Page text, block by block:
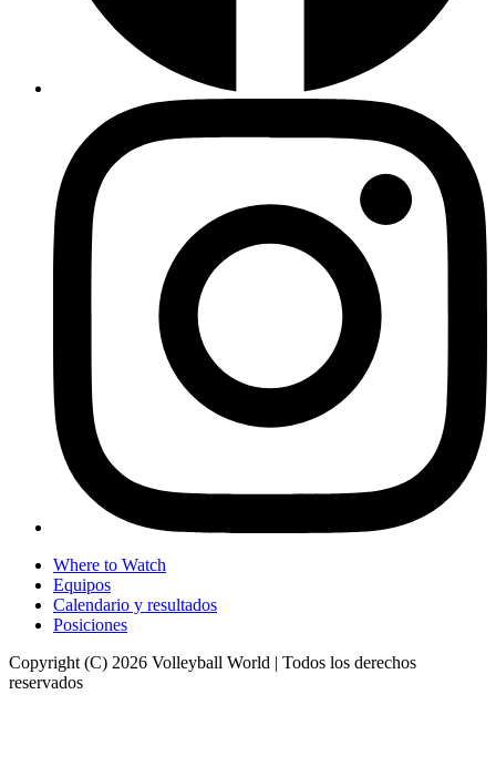
Where to Watch
Equipos
Calendario y resultados
Posiciones
Copyright (C) 2026 Volleyball World | Todos los derechos
reservados